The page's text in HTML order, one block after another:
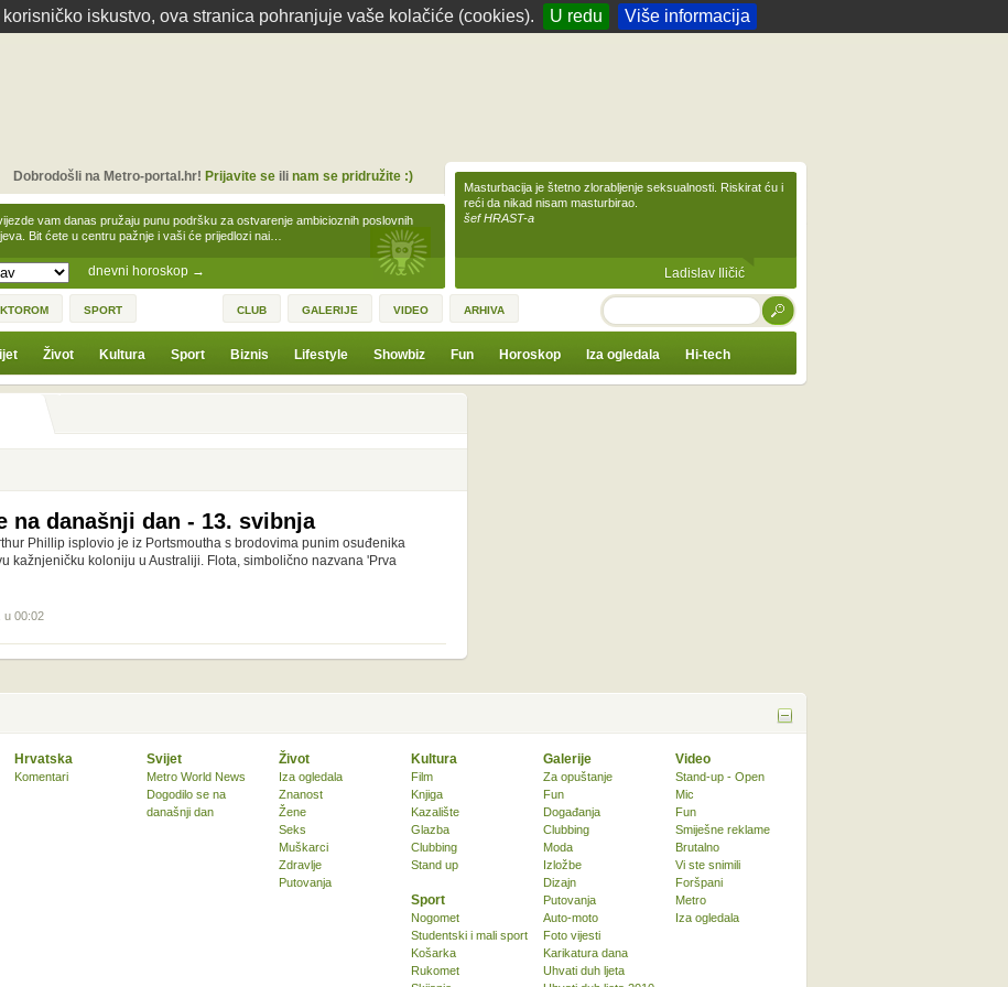
iskustvo, ova stranica pohranjuje vaše kolačiće (cookies). U redu Više informacija
dnevni horoskop →
vam danas pružaju punu podršku za ostvarenje ambicioznih poslovnih
Bit ćete u centru pažnje i vaši će prijedlozi nai…
Dobrodošli na Metro-portal.hr! Prijavite seili nam se pridružite :)
Masturbacija je štetno zlorabljenje seksualnosti. Riskirat ću i
reći da nikad nisam masturbirao.
šef HRAST-a
Ladislav Iličić
SPORT CLUB GALERIJE VIDEO ARHIVA TRAŽI
Život Kultura Sport Biznis Lifestyle Showbiz Fun Horoskop Iza ogledala Hi-tech
na današnji dan - 13. svibnja
Phillip isplovio je iz Portsmoutha s brodovima punim osuđenika
kažnjeničku koloniju u Australiji. Flota, simbolično nazvana 'Prva
u 00:02
Hrvatska
Komentari
Svijet
Metro World News
Dogodilo se na
današnji dan
Život
Iza ogledala
Znanost
Žene
Seks
Muškarci
Zdravlje
Putovanja
Kultura
Film
Knjiga
Kazalište
Glazba
Clubbing
Stand up
Sport
Nogomet
Studentski i mali sport
Košarka
Rukomet
Galerije
Za opuštanje
Fun
Događanja
Clubbing
Moda
Izložbe
Dizajn
Putovanja
Auto-moto
Foto vijesti
Karikatura dana
Uhvati duh ljeta
Video
Stand-up - Open
Mic
Fun
Smiješne reklame
Brutalno
Vi ste snimili
Foršpani
Metro
Iza ogledala